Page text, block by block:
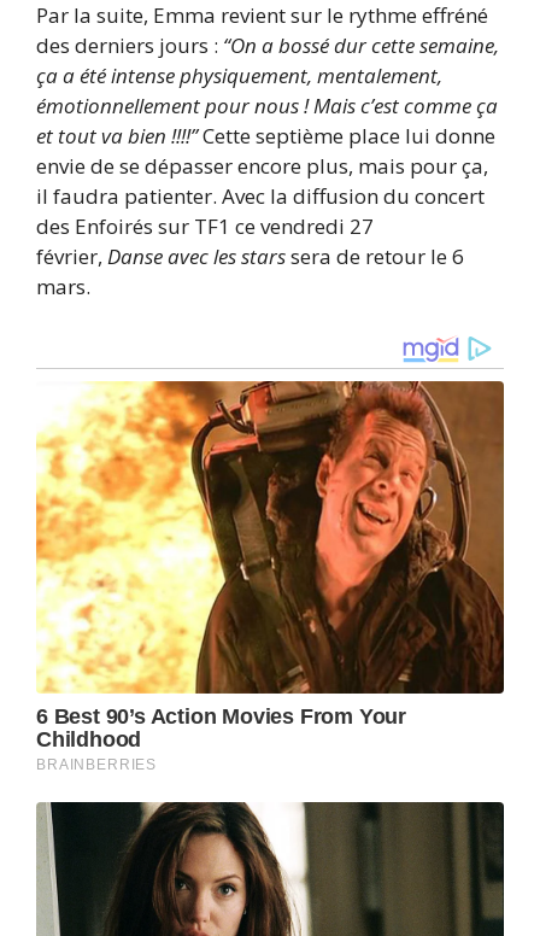
Par la suite, Emma revient sur le rythme effréné
des derniers jours : “On a bossé dur cette semaine,
ça a été intense physiquement, mentalement,
émotionnellement pour nous ! Mais c’est comme ça
et tout va bien !!!!”Cette septième place lui donne
envie de se dépasser encore plus, mais pour ça,
il faudra patienter. Avec la diffusion du concert
des Enfoirés sur TF1 ce vendredi 27
février, Danse avec les starssera de retour le 6
mars.